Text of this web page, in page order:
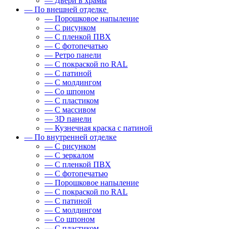
— По внешней отделке
— Порошковое напыление
— С рисунком
— С пленкой ПВХ
— С фотопечатью
— Ретро панели
— С покраской по RAL
— С патиной
— С молдингом
— Со шпоном
— С пластиком
— С массивом
— 3D панели
— Кузнечная краска с патиной
— По внутренней отделке
— С рисунком
— С зеркалом
— С пленкой ПВХ
— С фотопечатью
— Порошковое напыление
— С покраской по RAL
— С патиной
— С молдингом
— Со шпоном